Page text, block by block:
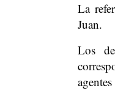
La
Juan.
Los